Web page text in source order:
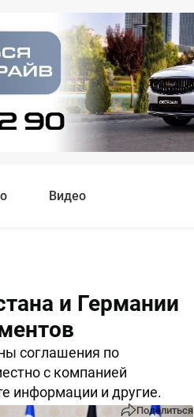
Видео
и Германии
соглашения по
с компанией
информации и другие.
Поделиться